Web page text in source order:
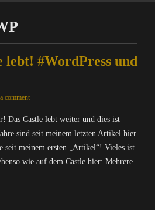
lebt! #WordPress und
comment
Das Castle lebt weiter und dies ist
sind seit meinem letzten Artikel hier
seit meinem ersten „Artikel“! Vieles ist
wie auf dem Castle hier: Mehrere